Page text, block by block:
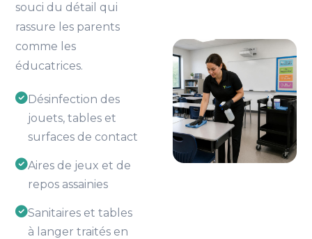
souci du détail qui
rassure les parents
comme les
éducatrices.
Désinfection des
jouets, tables et
surfaces de contact
Aires de jeux et de
repos assainies
Sanitaires et tables
à langer traités en